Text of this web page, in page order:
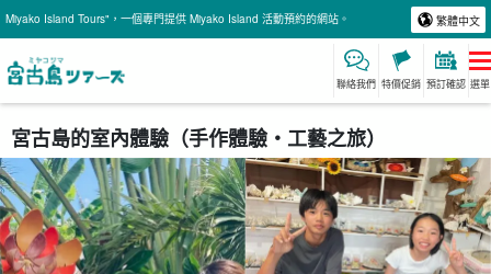
Miyako Island Tours"，一個專門提供 Miyako Island 活動預約的網站。 繁體中文
聯絡我們 特價促銷 預訂確認 選單
宮古島的室內體驗（手作體驗・工藝之旅）